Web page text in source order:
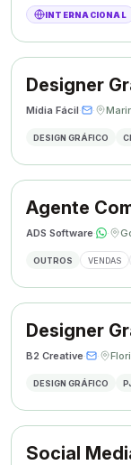
INTERNACIONAL
Designer
Mídia Fácil· ·
DESIGN GRÁFICO
ADS Software· ·
OUTROS VENDAS
Designer
B2 Creative· ·
DESIGN GRÁFICO
Social